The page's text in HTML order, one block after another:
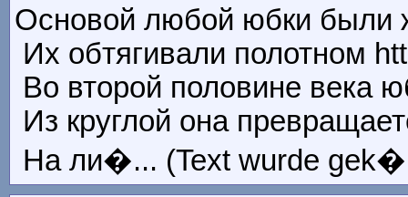
Основой любой юбки были
Их обтягивали полотном
Во второй половине века
Из круглой она
На ли�... (Text wurde